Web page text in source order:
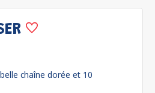
chaîne dorée et 10